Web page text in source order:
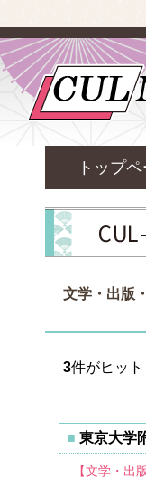
トップ
文学・出版
3件がヒッ
東京大学
【文学・出